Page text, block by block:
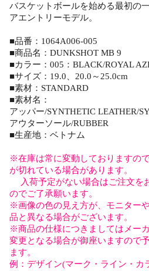
バスケットボールを始める最初の
アエントリーモデル。
■品番：1064A006-005
■商品名：DUNKSHOT MB 9
■カラー：005：BLACK/ROYAL
■サイズ：19.0、20.0～25.0cm
■素材：STANDARD
■素材名：
アッパー/SYNTHETIC LEATHER/
アウターソール/RUBBER
■生産地：ベトナム
※在庫は常に変動しておりますの
が切れている場合があります。
入荷予定がない場合はご注文を
のでご了承願います。
※画像の色の見え方が、モニター
品と異なる場合がございます。
※商品の仕様につきましてはメー
変更となる場合が御座いますので
ます。
例：デザイン(マーク・ライン・カ